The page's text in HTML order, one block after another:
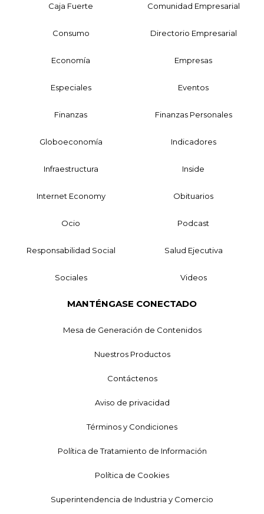
Caja Fuerte Comunidad Empresarial
Consumo Directorio Empresarial
Economía Empresas
Especiales Eventos
Finanzas Finanzas Personales
Globoeconomía Indicadores
Infraestructura Inside
Internet Economy Obituarios
Ocio Podcast
Responsabilidad Social Salud Ejecutiva
Sociales Videos
MANTÉNGASE CONECTADO
Mesa de Generación de Contenidos
Nuestros Productos
Contáctenos
Aviso de privacidad
Términos y Condiciones
Política de Tratamiento de Información
Política de Cookies
Superintendencia de Industria y Comercio